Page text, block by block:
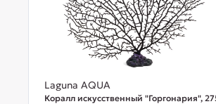
Laguna AQUA
Коралл искусственный "Горгонария",